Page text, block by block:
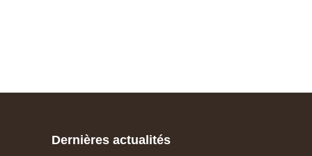
Dernières actualités